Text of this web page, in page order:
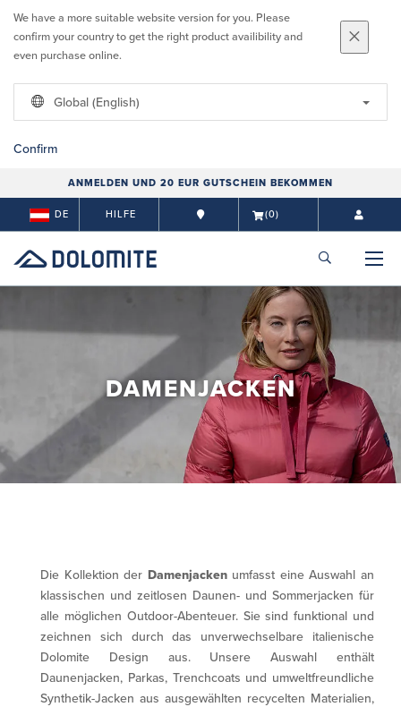
We have a more suitable website version for you. Please
confirm your country to get the right product availibility and
even purchase online.
Global (English)
Confirm
ANMELDEN UND 20 EUR GUTSCHEIN BEKOMMEN
DE HILFE (0)
DAMENJACKEN
Die Kollektion der Damenjacken umfasst eine Auswahl an
klassischen und zeitlosen Daunen- und Sommerjacken für
alle möglichen Outdoor-Abenteuer. Sie sind funktional und
zeichnen sich durch das unverwechselbare italienische
Dolomite Design aus. Unsere Auswahl enthält
Daunenjacken, Parkas, Trenchcoats und umweltfreundliche
Synthetik-Jacken aus ausgewählten recycelten Materialien,